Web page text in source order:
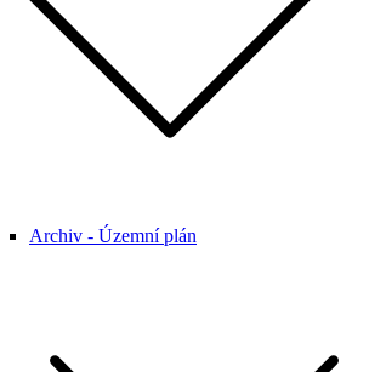
Archiv - Územní plán